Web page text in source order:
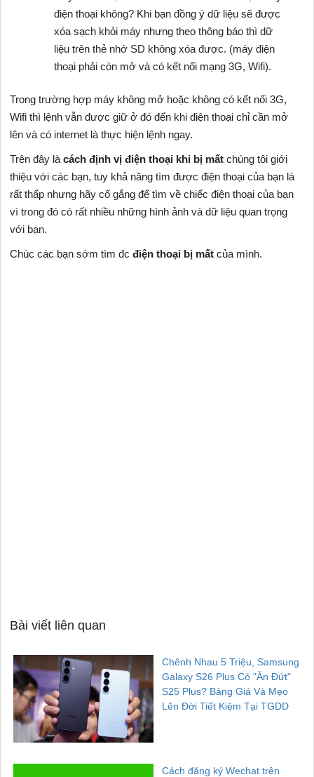
điện thoại không? Khi bạn đồng ý dữ liệu sẽ được
xóa sạch khỏi máy nhưng theo thông báo thì dữ
liệu trên thẻ nhớ SD không xóa được. (máy điện
thoại phải còn mở và có kết nối mạng 3G, Wifi).
Trong trường hợp máy không mở hoặc không có kết nối 3G,
Wifi thì lệnh vẫn được giữ ở đó đến khi điện thoại chỉ cần mở
lên và có internet là thực hiện lệnh ngay.
Trên đây làcách định vị điện thoại khi bị mấtchúng tôi giới
thiệu với các bạn, tuy khả năng tìm được điện thoại của bạn là
rất thấp nhưng hãy cố gắng để tìm về chiếc điện thoại của bạn
vì trong đó có rất nhiều những hình ảnh và dữ liệu quan trọng
với bạn.
Chúc các bạn sớm tìm đcđiện thoại bị mất của mình.
Bài viết liên quan
Chênh Nhau 5 Triệu, Samsung
Galaxy S26 Plus Có "Ăn Đứt"
S25 Plus? Bảng Giá Và Mẹo
Lên Đời Tiết Kiệm Tại TGDD
Cách đăng ký Wechat trên